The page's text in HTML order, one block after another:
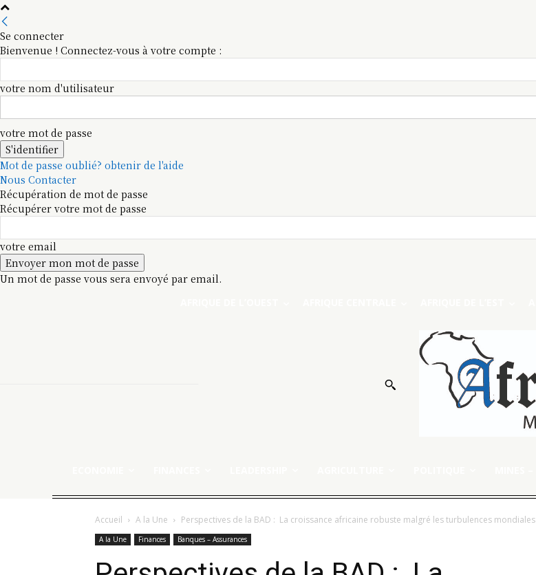
Se connecter
Bienvenue ! Connectez-vous à votre compte :
votre nom d'utilisateur
votre mot de passe
Mot de passe oublié? obtenir de l'aide
Nous Contacter
Récupération de mot de passe
Récupérer votre mot de passe
votre email
Un mot de passe vous sera envoyé par email.
Accueil A la Une Perspectives de la BAD : La croissance africaine robuste malgré les turbulences mondiales
A la Une Finances Banques – Assurances